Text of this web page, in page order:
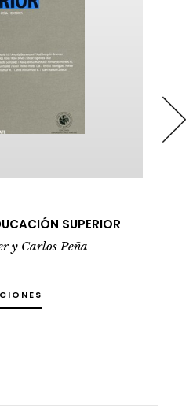
SUPERIOR
y Carlos Peña